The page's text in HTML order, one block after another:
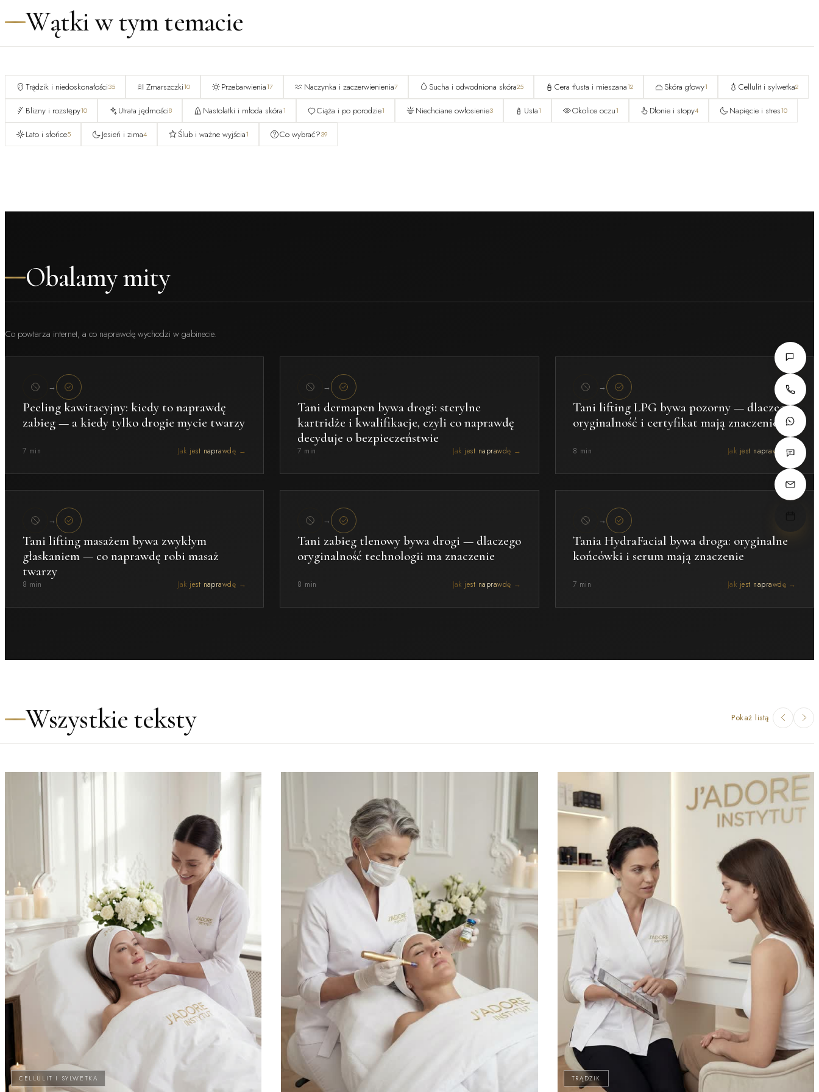
Wątki w tym temacie
Trądzik i niedoskonałości35 Zmarszczki10 Przebarwienia17 Naczynka i zaczerwienienia7 Sucha i odwodniona skóra25 Cera tłusta i mieszana12 Skóra głowy1 Cellulit i sylwetka2
Blizny i rozstępy10 Utrata jędrności8 Nastolatki i młoda skóra1 Ciąża i po porodzie1 Niechciane owłosienie3 Usta1 Okolice oczu1 Dłonie i stopy4 Napięcie i stres10
Lato i słońce5 Jesień i zima4 Ślub i ważne wyjścia1 Co wybrać?39
Obalamy mity
Co powtarza internet, a co naprawdę wychodzi w gabinecie.
→
Peeling kawitacyjny: kiedy to naprawdę
zabieg — a kiedy tylko drogie mycie twarzy
7 min Jak jest naprawdę →
→
Tani dermapen bywa drogi: sterylne
kartridże i kwalifikacje, czyli co naprawdę
decyduje o bezpieczeństwie
7 min Jak jest naprawdę →
→
Tani lifting LPG bywa pozorny — dlaczego
oryginalność i certyfikat mają znaczenie
8 min Jak jest naprawdę →
→
Tani lifting masażem bywa zwykłym
głaskaniem — co naprawdę robi masaż
twarzy
8 min Jak jest naprawdę →
→
Tani zabieg tlenowy bywa drogi — dlaczego
oryginalność technologii ma znaczenie
8 min Jak jest naprawdę →
→
Tania HydraFacial bywa droga: oryginalne
końcówki i serum mają znaczenie
7 min Jak jest naprawdę →
Wszystkie teksty Pokaż listą
CELLULIT I SYLWETKA TRĄDZIK